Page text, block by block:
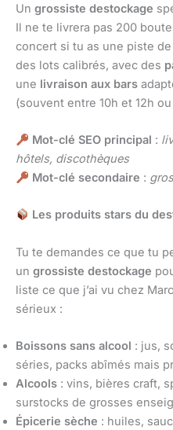
Un grossiste destockage
Il ne te livrera pas 200
concert si tu as une piste
des lots calibrés, avec des
une livraison aux bars
(souvent entre 10h et 12h ou
Mot-clé SEO principal :
hôtels, discothèques
Mot-clé secondaire :
Les produits stars du
Tu te demandes ce que tu
un grossiste destockage
liste ce que j’ai vu chez
sérieux :
Boissons sans alcool : jus,
séries, packs abîmés mais
Alcools : vins, bières craft,
surstocks de grosses
Épicerie sèche : huiles,